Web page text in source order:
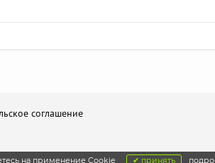
на применение Cookie ✔ принять
соглашение